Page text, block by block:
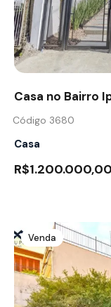
Casa no Bairro
Código 3680
Casa
R$1.200.000,00
Venda